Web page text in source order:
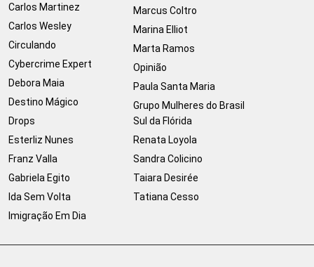
Carlos Martinez
Carlos Wesley
Circulando
Cybercrime Expert
Debora Maia
Destino Mágico
Drops
Esterliz Nunes
Franz Valla
Gabriela Egito
Ida Sem Volta
Imigração Em Dia
Marcus Coltro
Marina Elliot
Marta Ramos
Opinião
Paula Santa Maria
Grupo Mulheres do Brasil
Sul da Flórida
Renata Loyola
Sandra Colicino
Taiara Desirée
Tatiana Cesso